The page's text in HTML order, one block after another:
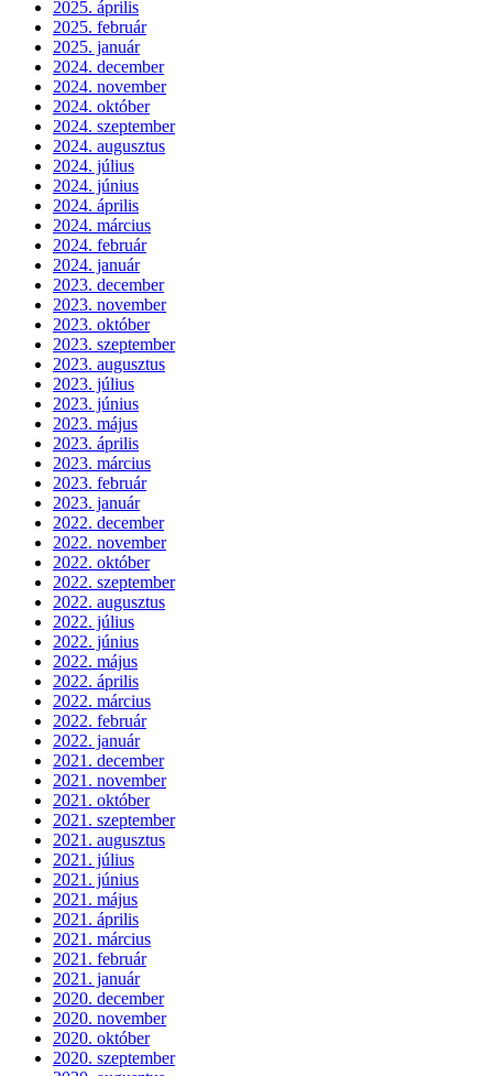
2025. április
2025. február
2025. január
2024. december
2024. november
2024. október
2024. szeptember
2024. augusztus
2024. július
2024. június
2024. április
2024. március
2024. február
2024. január
2023. december
2023. november
2023. október
2023. szeptember
2023. augusztus
2023. július
2023. június
2023. május
2023. április
2023. március
2023. február
2023. január
2022. december
2022. november
2022. október
2022. szeptember
2022. augusztus
2022. július
2022. június
2022. május
2022. április
2022. március
2022. február
2022. január
2021. december
2021. november
2021. október
2021. szeptember
2021. augusztus
2021. július
2021. június
2021. május
2021. április
2021. március
2021. február
2021. január
2020. december
2020. november
2020. október
2020. szeptember